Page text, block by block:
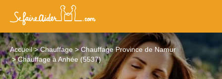
Accueil Chauffage
Chauffage Province de Namur
Chauffage à Anhée (5537)